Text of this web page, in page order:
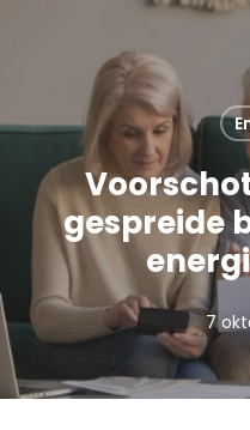
content
gespreide
7